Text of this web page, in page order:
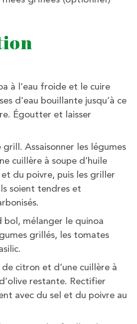
à l’eau froide et le cuire
d’eau bouillante jusqu’à ce
Égoutter et laisser
Assaisonner les légumes
cuillère à soupe d’huile
et du poivre, puis les griller
soient tendres et
bol, mélanger le quinoa
grillés, les tomates
citron et d’une cuillère à
restante. Rectifier
avec du sel et du poivre au